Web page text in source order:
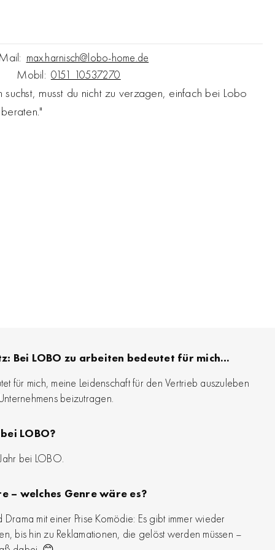
max.harnisch@lobo-home.de
Mobil: 0151 10537270
musst du nicht zu verzagen, einfach bei Lobo
Bei LOBO zu arbeiten bedeutet für mich…
für mich, meine Leidenschaft für den Vertrieb auszuleben
beizutragen.
LOBO?
bei LOBO.
– welches Genre wäre es?
mit einer Prise Komödie: Es gibt immer wieder
bis hin zu Reklamationen, die gelöst werden müssen –